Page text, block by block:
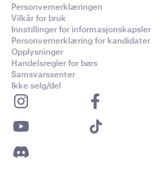
Personvernerklæringen
Vilkår for bruk
Innstillinger for informasjonskapsler
Personvernerklæring for kandidater
Opplysninger
Handelsregler for børs
Samsvarssenter
Ikke selg/del